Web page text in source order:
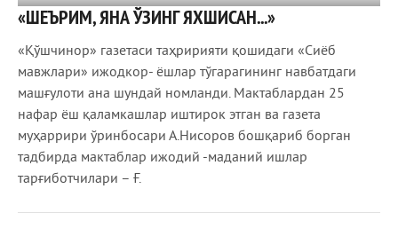
776 0
«ШЕЪРИМ, ЯНА ЎЗИНГ ЯХШИСАН...»
«Қўшчинор» газетаси таҳририяти қошидаги «Сиёб
мавжлари» ижодкор- ёшлар тўгарагининг навбатдаги
машғулоти ана шундай номланди. Мактаблардан 25
нафар ёш қаламкашлар иштирок этган ва газета
муҳаррири ўринбосари А.Нисоров бошқариб борган
тадбирда мактаблар ижодий -маданий ишлар
тарғиботчилари – Ғ.